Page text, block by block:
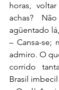
horas,
achas?
agüentado
– Cansa-se;
admiro. O
corrido
Brasil